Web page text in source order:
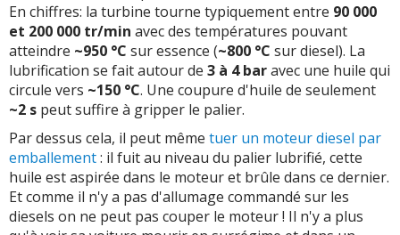
En chiffres: la turbine tourne typiquement entre 90 000
et 200 000 tr/min avec des températures pouvant
atteindre ~950 °C sur essence (~800 °C sur diesel). La
lubrification se fait autour de 3 à 4 baravec une huile qui
circule vers ~150 °C. Une coupure d'huile de seulement
~2 s peut suffire à gripper le palier.
Par dessus cela, il peut même tuer un moteur diesel par
emballement: il fuit au niveau du palier lubrifié, cette
huile est aspirée dans le moteur et brûle dans ce dernier.
Et comme il n'y a pas d'allumage commandé sur les
diesels on ne peut pas couper le moteur ! Il n'y a plus